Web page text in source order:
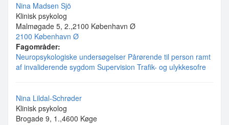
Nina Madsen Sjö
Klinisk psykolog
Malmøgade 5, 2.,2100 København Ø
2100 København Ø
Fagområder:
Neuropsykologiske undersøgelser Pårørende til person ramt
af invaliderende sygdom Supervision Trafik- og ulykkesofre
Nina Lildal-Schrøder
Klinisk psykolog
Brogade 9, 1.,4600 Køge